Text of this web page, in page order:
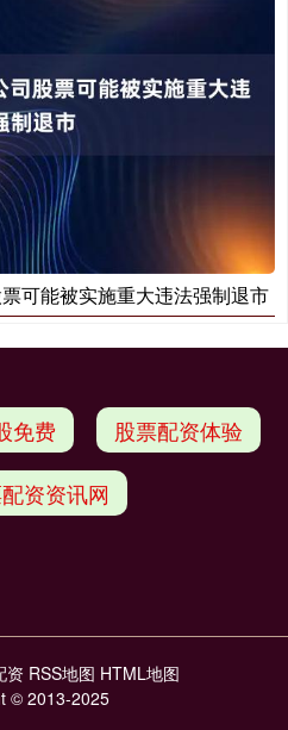
可能被实施重大违法强制退市
免费 股票配资体验
资资讯网
资 RSS地图 HTML地图
© 2013-2025